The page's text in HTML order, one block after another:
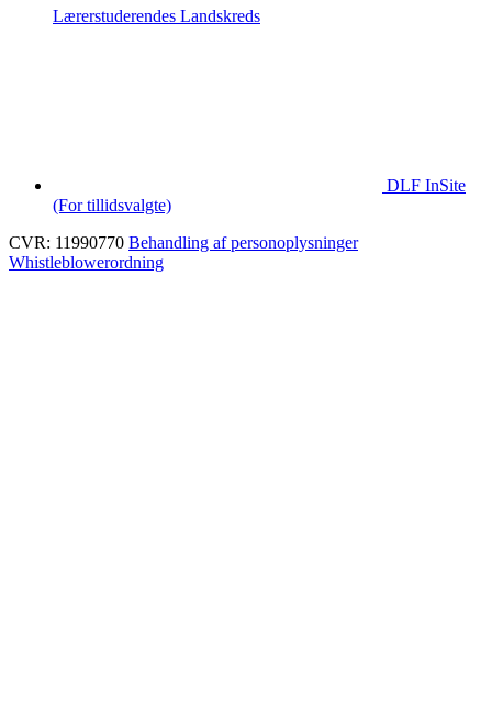
Lærerstuderendes Landskreds
DLF InSite
(For tillidsvalgte)
CVR: 11990770 Behandling af personoplysninger
Whistleblowerordning